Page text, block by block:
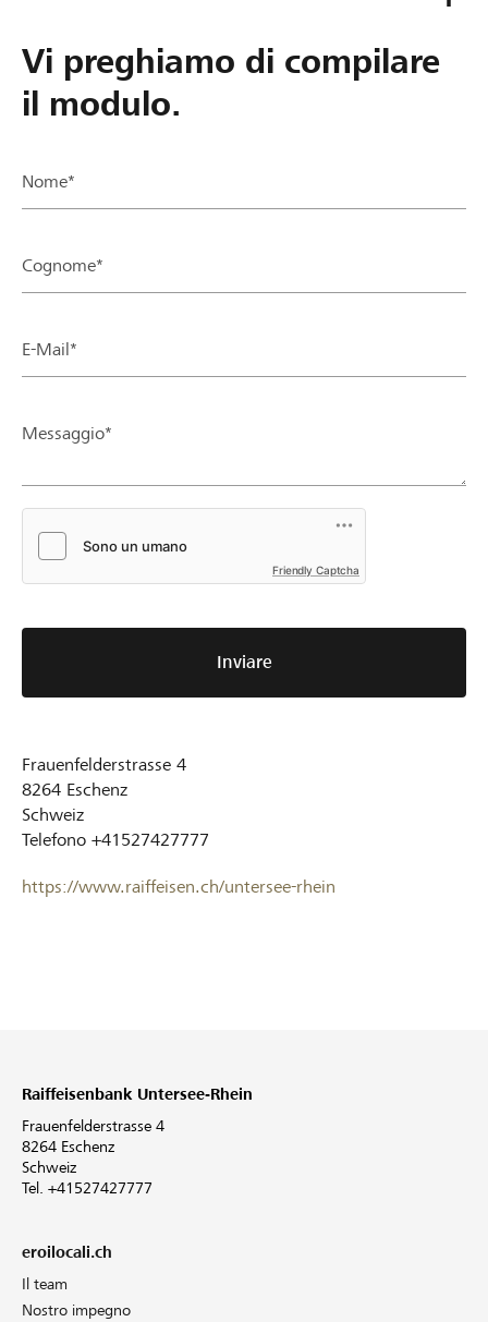
Vi preghiamo di compilare
il modulo.
Nome*
Cognome*
E-Mail*
Messaggio*
Friendly Captcha
Inviare
Frauenfelderstrasse 4
8264 Eschenz
Schweiz
Telefono +41527427777
https://www.raiffeisen.ch/untersee-rhein
Raiffeisenbank Untersee-Rhein
Frauenfelderstrasse 4
8264 Eschenz
Schweiz
Tel. +41527427777
eroilocali.ch
Il team
Nostro impegno